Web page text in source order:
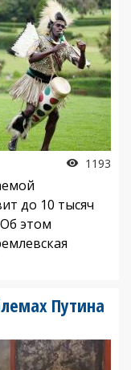
1193
до 10 тысяч
этом
Путина